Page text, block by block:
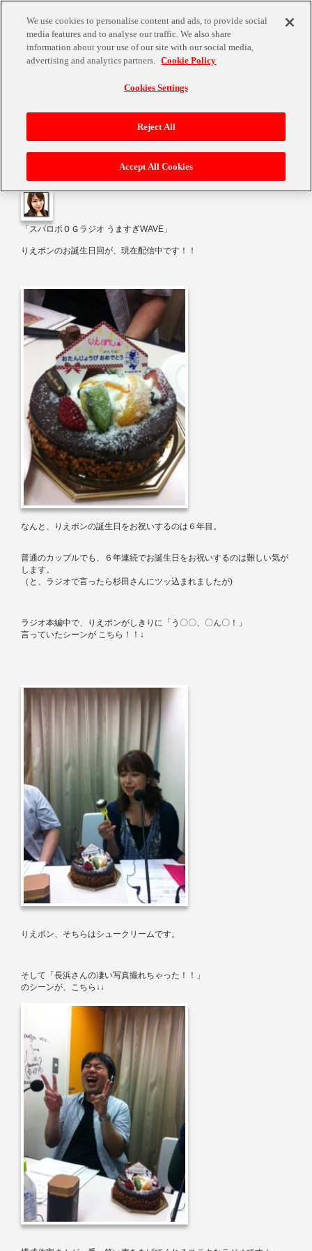
６年目のお誕生日☆
「スパロボＯＧラジオ うますぎWAVE 」
りえポンのお誕生日回が、現在配信中です！！
なんと、りえポンの誕生日をお祝いするのは６年目。
普通のカップルでも、６年連続でお誕生日をお祝いするのは難しい気が
します。
（と、ラジオで言ったら杉田さんにツッ込まれましたが)
ラジオ本編中で、りえポンがしきりに「う〇〇、〇ん〇！」
言っていたシーンが こちら！！↓
りえポン、そちらはシュークリームです。
そして「長浜さんの凄い写真撮れちゃった！！」
のシーンが、こちら↓↓
We use cookies to personalise content and ads, to provide social
media features and to analyse our traffic. We also share
information about your use of our site with our social media,
advertising and analytics partners. Cookie Policy
Cookies Settings
Reject All
Accept All Cookies